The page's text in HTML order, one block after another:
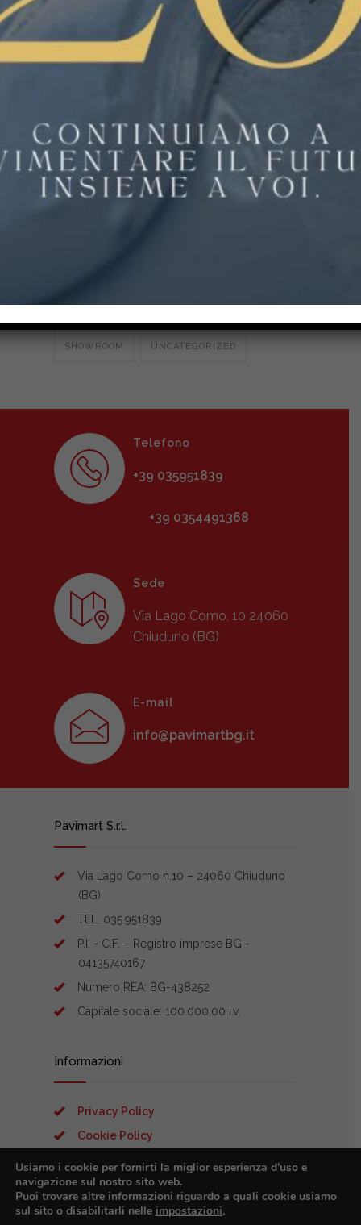
PAVIMENTI IN POLIURETANO
PAVIMENTI IN RESINA
PAVIMENTI PER PARCHI E SCUOLE
PAVIMENTI PER STALLE E
AGROALIMENTARE
SHOWROOM UNCATEGORIZED
Telefono
+39 035951839
+39 0354491368
Sede
Via Lago Como, 10 24060
Chiuduno (BG)
E-mail
info@pavimartbg.it
Pavimart S.r.l.
Via Lago Como n.10 – 24060 Chiuduno
(BG)
TEL. 035.951839
P.I. - C.F. – Registro imprese BG -
04135740167
Numero REA: BG-438252
Capitale sociale: 100.000,00 i.v.
Informazioni
Privacy Policy
Cookie Policy
Usiamo i cookie per fornirti la miglior esperienza d'uso e
navigazione sul nostro sito web.
Puoi trovare altre informazioni riguardo a quali cookie usiamo
sul sito o disabilitarli nelle impostazioni.